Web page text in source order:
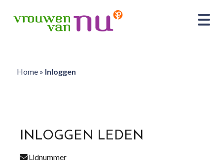
Home» Inloggen
INLOGGEN LEDEN
Lidnummer